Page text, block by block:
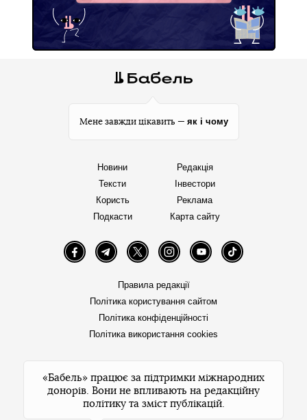
Мене завжди цікавить — як і чому
Новини
Тексти
Користь
Подкасти
Редакція
Інвестори
Реклама
Карта сайту
FacebookTelegramTwitter InstagramYouTube TikTok
Правила редакції
Політика користування сайтом
Політика конфіденційності
Політика використання cookies
«Бабель» працює за підтримки міжнародних
донорів. Вони не впливають на редакційну
політику та зміст публікацій.